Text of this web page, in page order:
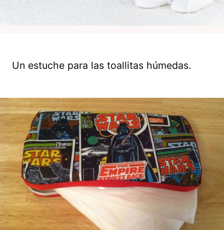
Un estuche para las toallitas húmedas.